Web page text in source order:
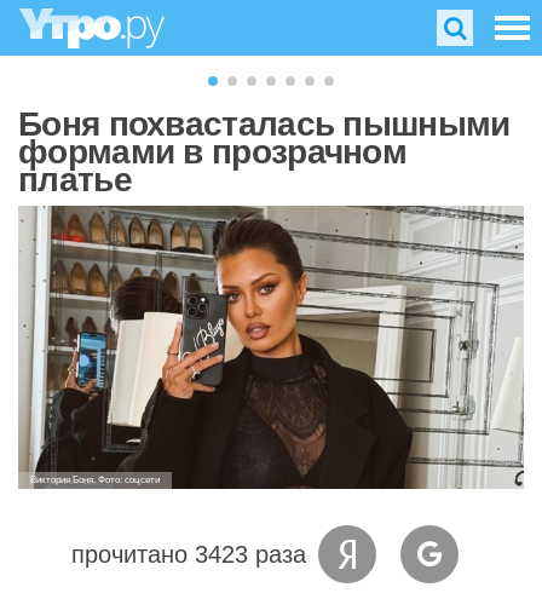
Боня похвасталась пышными
формами в прозрачном
платье
Виктория Боня. Фото: соцсети
прочитано 3423 раза